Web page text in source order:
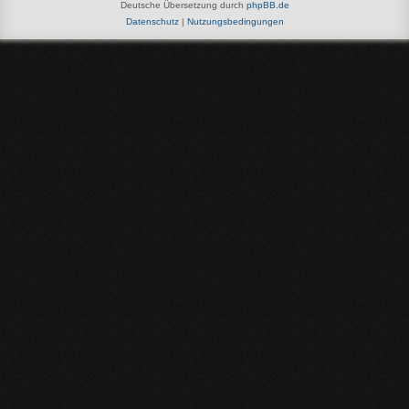
Deutsche Übersetzung durch phpBB.de
Datenschutz| Nutzungsbedingungen